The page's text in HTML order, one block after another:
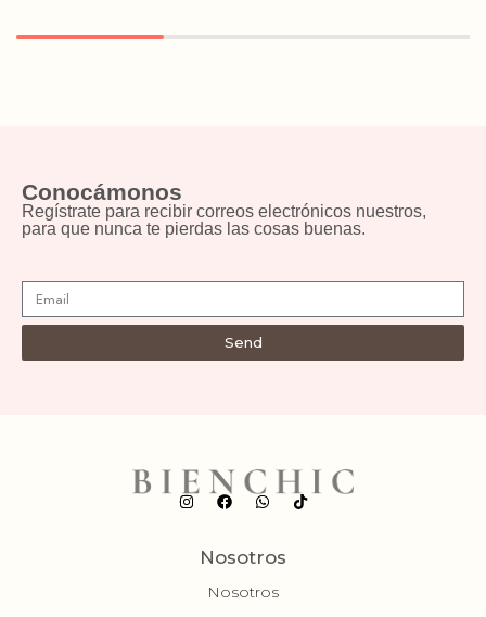
Conocámonos
Regístrate para recibir correos electrónicos nuestros,
para que nunca te pierdas las cosas buenas.
Send
Nosotros
Nosotros